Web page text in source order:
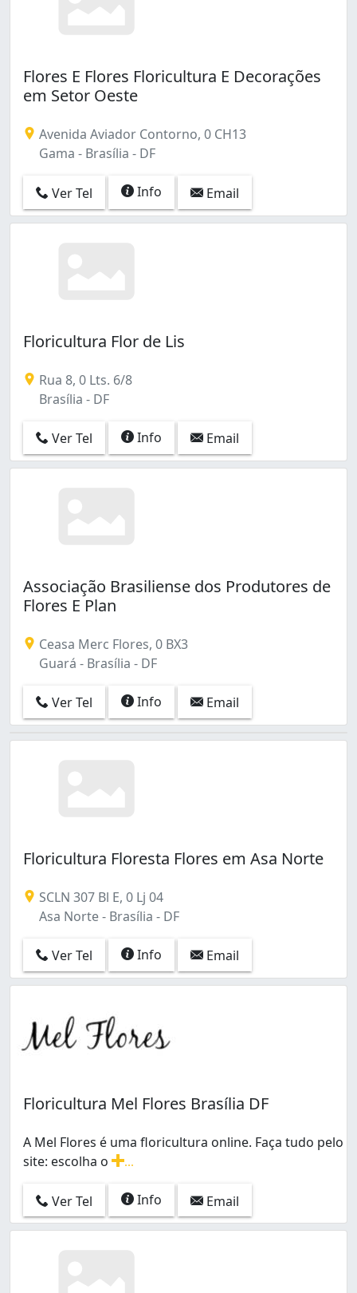
Flores E Flores Floricultura E Decorações
em Setor Oeste
Avenida Aviador Contorno, 0 CH13
Gama - Brasília - DF
Ver Tel Info Email
Floricultura Flor de Lis
Rua 8, 0 Lts. 6/8
Brasília - DF
Ver Tel Info Email
Associação Brasiliense dos Produtores de
Flores E Plan
Ceasa Merc Flores, 0 BX3
Guará - Brasília - DF
Ver Tel Info Email
Floricultura Floresta Flores em Asa Norte
SCLN 307 Bl E, 0 Lj 04
Asa Norte - Brasília - DF
Ver Tel Info Email
Floricultura Mel Flores Brasília DF
A Mel Flores é uma floricultura online. Faça tudo pelo
site: escolha o
Ver Tel
Info Email